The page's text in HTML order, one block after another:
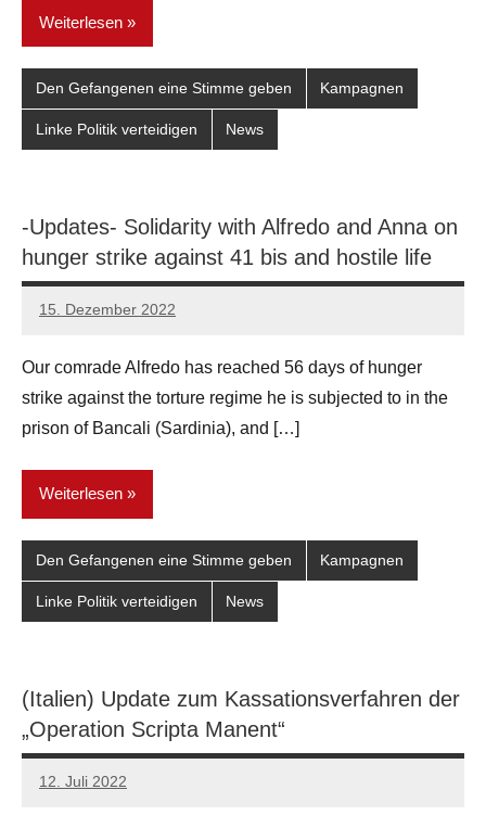
Weiterlesen
Den Gefangenen eine Stimme geben Kampagnen
Linke Politik verteidigen News
-Updates- Solidarity with Alfredo and Anna on
hunger strike against 41 bis and hostile life
15. Dezember 2022
network
Our comrade Alfredo has reached 56 days of hunger
strike against the torture regime he is subjected to in the
prison of Bancali (Sardinia), and […]
Weiterlesen
Den Gefangenen eine Stimme geben Kampagnen
Linke Politik verteidigen News
(Italien) Update zum Kassationsverfahren der
„Operation Scripta Manent“
12. Juli 2022
network